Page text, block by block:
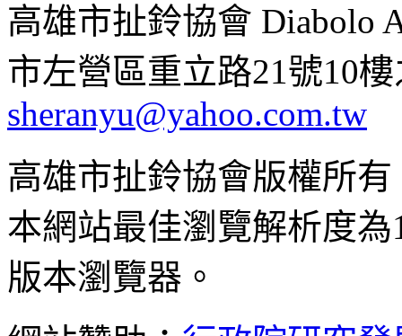
高雄市扯鈴協會 Diabolo
市左營區重立路21號10
sheranyu@yahoo.com.tw
高雄市扯鈴協會版權所
本網站最佳瀏覽解析度
版本瀏覽器。